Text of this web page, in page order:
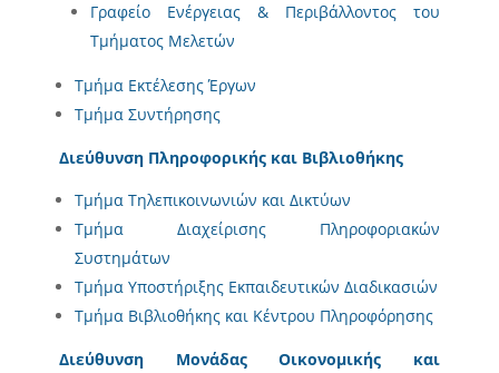
Γραφείο Ενέργειας & Περιβάλλοντος του
Τμήματος Μελετών
Τμήμα Εκτέλεσης Έργων
Τμήμα Συντήρησης
Διεύθυνση Πληροφορικής και Βιβλιοθήκης
Τμήμα Τηλεπικοινωνιών και Δικτύων
Τμήμα Διαχείρισης Πληροφοριακών
Συστημάτων
Τμήμα Υποστήριξης Εκπαιδευτικών Διαδικασιών
Τμήμα Βιβλιοθήκης και Κέντρου Πληροφόρησης
Διεύθυνση Μονάδας Οικονομικής και